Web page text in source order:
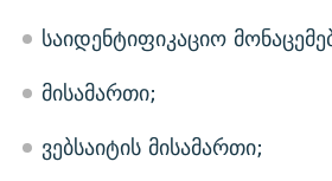
საიდენტიფიკაციო
მისამართი;
ვებსაიტის მისამართი;